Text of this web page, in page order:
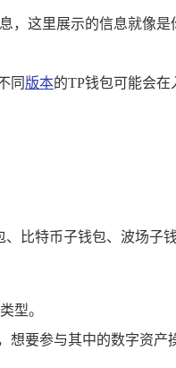
，这里展示的信息就像是
同 版本的TP钱包可能会
比特币子钱包、波场子
型。
想要参与其中的数字资产